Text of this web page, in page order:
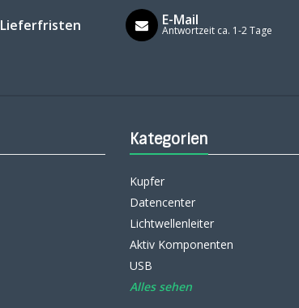
Lieferfristen E-Mail
Antwortzeit ca. 1-2 Tage
Kategorien
Kupfer
Datencenter
Lichtwellenleiter
Aktiv Komponenten
USB
Alles sehen